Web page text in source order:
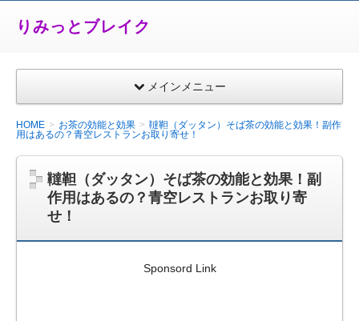
りみっとブレイク
メインメニュー
HOME お茶の効能と効果
韃靼（ダッタン）そば茶の効能と効果！副作
用はあるの？青空レストランお取り寄せ！
韃靼（ダッタン）そば茶の効能と効果！副
作用はあるの？青空レストランお取り寄
せ！
Sponsord Link